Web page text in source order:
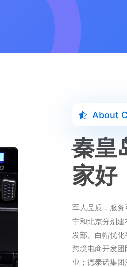
About
秦皇
家好
军人品质，服
宁和北京分别
发部、白帽优化
跨境电商开发
业；德泰诺集团